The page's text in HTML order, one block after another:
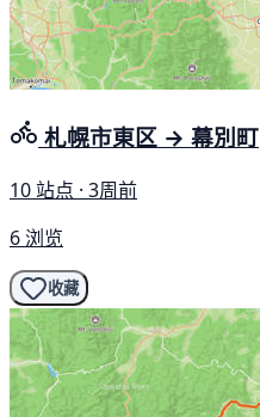
札幌市東区 → 幕別町
10 站点 · 3周前
6 浏览
收藏